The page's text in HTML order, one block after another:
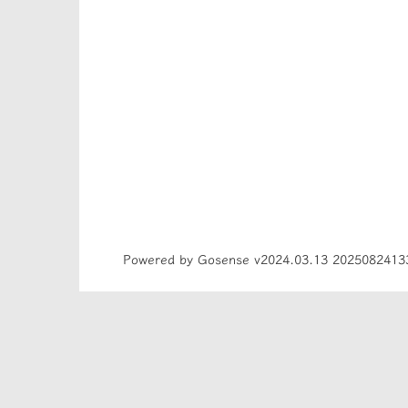
Powered by Gosense v2024.03.13